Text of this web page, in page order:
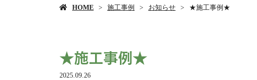
HOME 施工事例 お知らせ ★施工事例★
★施工事例★
2025.09.26